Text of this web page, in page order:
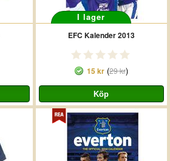
I lager
EFC Kalender 2013
15 kr(29 kr)